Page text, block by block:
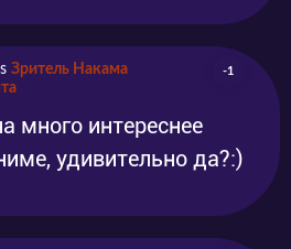
Зритель Накама
-1
много интереснее
удивительно да?:)